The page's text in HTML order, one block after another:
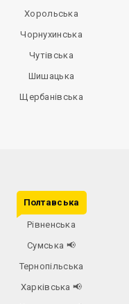
Хорольська
Чорнухинська
Чутівська
Шишацька
Щербанівська
Полтавська
Рівненська
Сумська 📢
Тернопільська
Харківська 📢